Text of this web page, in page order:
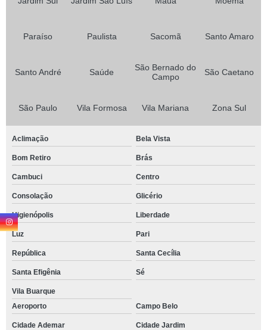
Paraíso Paulista Sacomã Santo Amaro
Santo André Saúde
São Bernado do
Campo
São Caetano
São Paulo Vila Formosa Vila Mariana Zona Sul
Aclimação Bela Vista
Bom Retiro Brás
Cambuci Centro
Consolação Glicério
Higienópolis Liberdade
Luz Pari
República Santa Cecília
Santa Efigênia Sé
Vila Buarque
Aeroporto
Campo Belo
Cidade Ademar Cidade Jardim